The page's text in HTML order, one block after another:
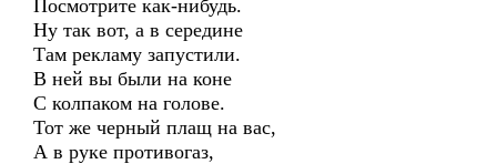
Посмотрите как-нибудь.
Ну так вот, а в середине
Там рекламу запустили.
В ней вы были на коне
С колпаком на голове.
Тот же черный плащ на вас,
А в руке противогаз,